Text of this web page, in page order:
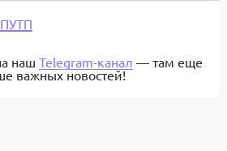
наш Telegram-канал — там еще
важных новостей!